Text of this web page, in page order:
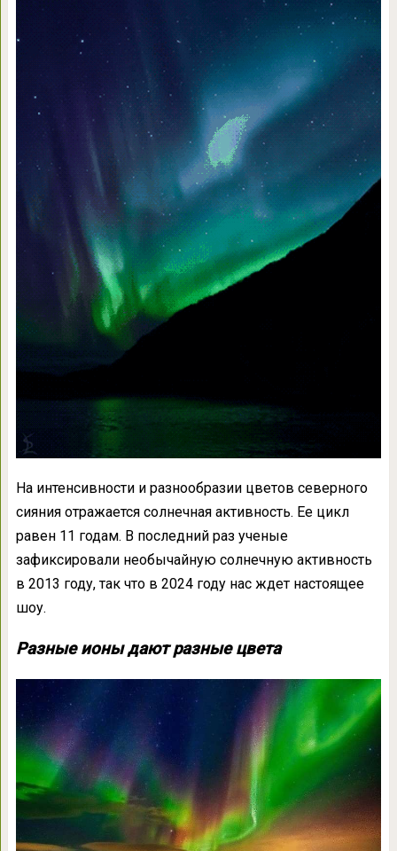
На интенсивности и разнообразии цветов северного
сияния отражается солнечная активность. Ее цикл
равен 11 годам. В последний раз ученые
зафиксировали необычайную солнечную активность
в 2013 году, так что в 2024 году нас ждет настоящее
шоу.
Разные ионы дают разные цвета